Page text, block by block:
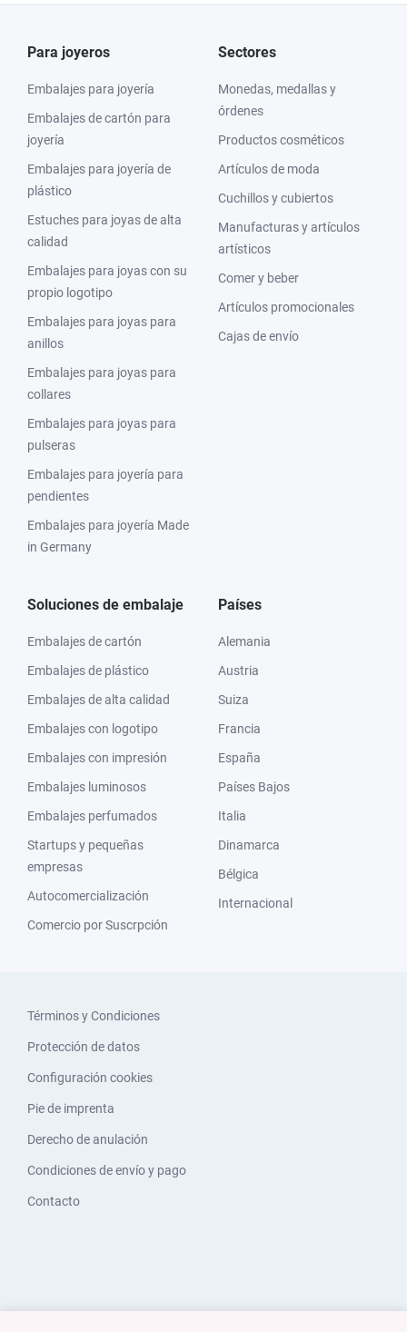
Para joyeros
Embalajes para joyería
Embalajes de cartón para
joyería
Embalajes para joyería de
plástico
Estuches para joyas de alta
calidad
Embalajes para joyas con su
propio logotipo
Embalajes para joyas para
anillos
Embalajes para joyas para
collares
Embalajes para joyas para
pulseras
Embalajes para joyería para
pendientes
Embalajes para joyería Made
in Germany
Sectores
Monedas, medallas y
órdenes
Productos cosméticos
Artículos de moda
Cuchillos y cubiertos
Manufacturas y artículos
artísticos
Comer y beber
Artículos promocionales
Cajas de envío
Soluciones de embalaje
Embalajes de cartón
Embalajes de plástico
Embalajes de alta calidad
Embalajes con logotipo
Embalajes con impresión
Embalajes luminosos
Embalajes perfumados
Startups y pequeñas
empresas
Autocomercialización
Comercio por Suscrpción
Países
Alemania
Austria
Suiza
Francia
España
Países Bajos
Italia
Dinamarca
Bélgica
Internacional
Términos y Condiciones
Protección de datos
Configuración cookies
Pie de imprenta
Derecho de anulación
Condiciones de envío y pago
Contacto